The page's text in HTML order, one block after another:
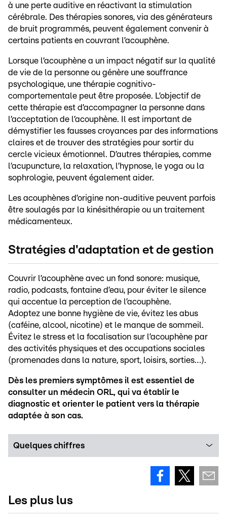
à une perte auditive en réactivant la stimulation
cérébrale. Des thérapies sonores, via des générateurs
de bruit programmés, peuvent également convenir à
certains patients en couvrant l’acouphène.
Lorsque l’acouphène a un impact négatif sur la qualité
de vie de la personne ou génère une souffrance
psychologique, une thérapie cognitivo-
comportementale peut être proposée. L’objectif de
cette thérapie est d’accompagner la personne dans
l’acceptation de l’acouphène. Il est important de
démystifier les fausses croyances par des informations
claires et de trouver des stratégies pour sortir du
cercle vicieux émotionnel. D’autres thérapies, comme
l’acupuncture, la relaxation, l’hypnose, le yoga ou la
sophrologie, peuvent également aider.
Les acouphènes d’origine non-auditive peuvent parfois
être soulagés par la kinésithérapie ou un traitement
médicamenteux.
Stratégies d'adaptation et de gestion
Couvrir l’acouphène avec un fond sonore: musique,
radio, podcasts, fontaine d’eau, pour éviter le silence
qui accentue la perception de l’acouphène.
Adoptez une bonne hygiène de vie, évitez les abus
(caféine, alcool, nicotine) et le manque de sommeil.
Évitez le stress et la focalisation sur l’acouphène par
des activités physiques et des occupations sociales
(promenades dans la nature, sport, loisirs, sorties…).
Dès les premiers symptômes il est essentiel de
consulter un médecin ORL, qui va établir le
diagnostic et orienter le patient vers la thérapie
adaptée à son cas.
Quelques chiffres
Les plus lus